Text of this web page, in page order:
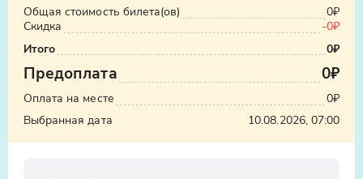
Общая стоимость билета(ов)
0₽
Скидка
-0₽
Итого
0₽
Предоплата 0₽
Оплата на месте
0₽
Выбранная дата
10.08.2026, 07:00